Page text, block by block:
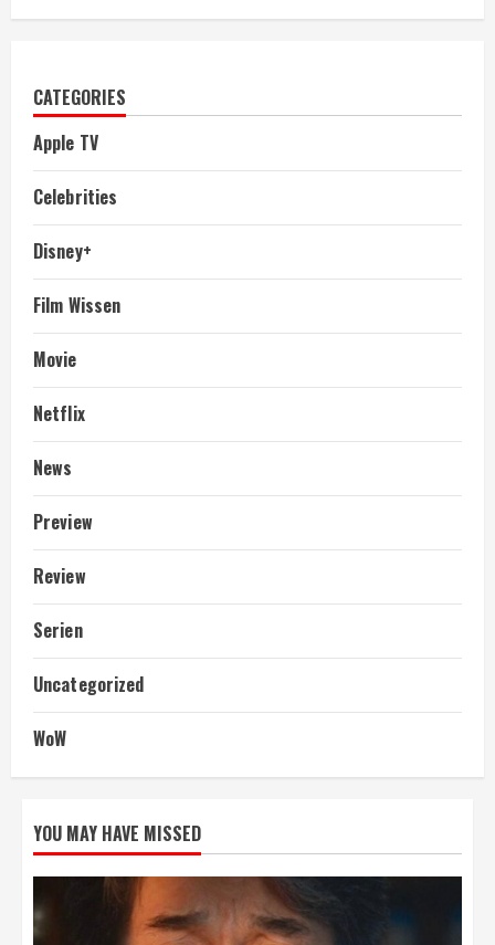
CATEGORIES
Apple TV
Celebrities
Disney+
Film Wissen
Movie
Netflix
News
Preview
Review
Serien
Uncategorized
WoW
YOU MAY HAVE MISSED